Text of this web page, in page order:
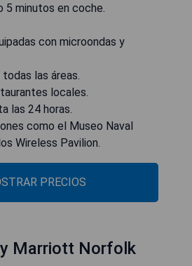
5 minutos en coche.
con microondas y
las áreas.
locales.
las 24 horas.
como el Museo Naval
Wireless Pavilion.
PRECIOS
Marriott Norfolk